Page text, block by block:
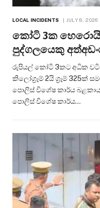
LOCAL INCIDENTS JULY 8, 2026
කෝටි 3ක
පුද්ගලයෙකු
රුපියල් කෝටි 3කට අධික
කිලෝග්‍රෑම් 2යි ග්‍රෑම් 325ක්
පොලිස් විශේෂ කාර්ය
පොලිස් විශේෂ කාර්ය…